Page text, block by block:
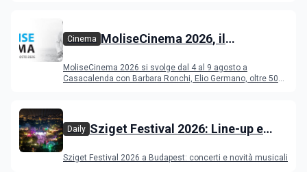
Cinema MoliseCinema 2026, il
MoliseCinema 2026 si svolge dal 4 al 9 agosto a
Casacalenda con Barbara Ronchi, Elio Germano, oltre 50
Daily Sziget Festival 2026: Line-up e
Sziget Festival 2026 a Budapest: concerti e novità musicali